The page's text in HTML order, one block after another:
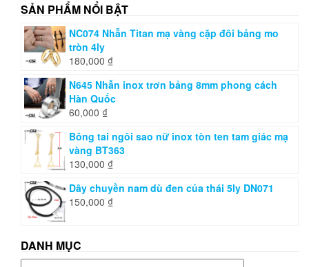
SẢN PHẨM NỔI BẬT
NC074 Nhẫn Titan mạ vàng cặp đôi bảng mo
tròn 4ly
180,000 ₫
N645 Nhẫn inox trơn bảng 8mm phong cách
Hàn Quốc
60,000 ₫
Bông tai ngôi sao nữ inox tòn ten tam giác mạ
vàng BT363
130,000 ₫
Dây chuyền nam dù đen của thái 5ly DN071
150,000 ₫
DANH MỤC